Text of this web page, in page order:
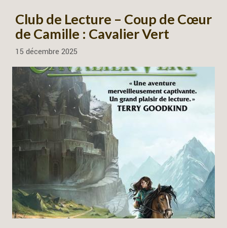
Club de Lecture – Coup de Cœur
de Camille : Cavalier Vert
15 décembre 2025